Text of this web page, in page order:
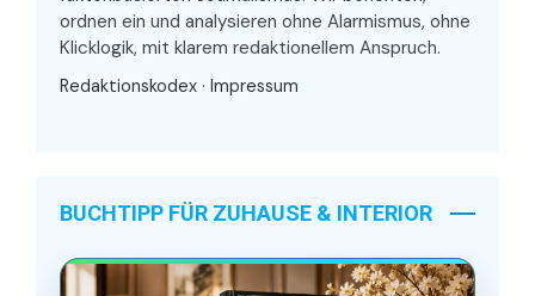
ordnen ein und analysieren ohne Alarmismus, ohne
Klicklogik, mit klarem redaktionellem Anspruch.
Redaktionskodex · Impressum
BUCHTIPP FÜR ZUHAUSE & INTERIOR